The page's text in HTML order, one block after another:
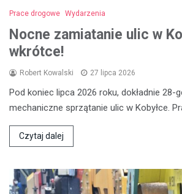
Prace drogowe Wydarzenia
Nocne zamiatanie ulic w
wkrótce!
Robert Kowalski 27 lipca 2026
Pod koniec lipca 2026 roku, dokładnie 28-
mechaniczne sprzątanie ulic w Kobyłce.
Czytaj dalej